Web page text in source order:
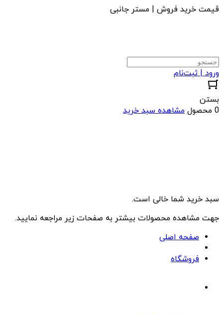
قیمت خرید فروش | مستر جانبی
ورود | ثبت‌نام
بستن
0 محصول
مشاهده سبد خرید
سبد خرید شما خالی است.
جهت مشاهده محصولات بیشتر به صفحات زیر مراجعه نمایید.
صفحه اصلی
فروشگاه